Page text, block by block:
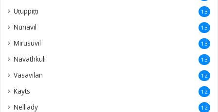
Uṭuppiṭṭi 13
Nunavil 13
Mirusuvil 13
Navathkuli 13
Vasavilan 12
Kayts 12
Nelliady 12